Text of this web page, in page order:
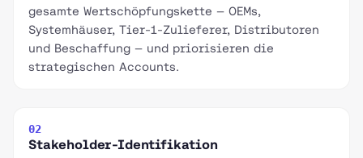
gesamte Wertschöpfungskette — OEMs,
Systemhäuser, Tier-1-Zulieferer, Distributoren
und Beschaffung — und priorisieren die
strategischen Accounts.
02
Stakeholder-Identifikation